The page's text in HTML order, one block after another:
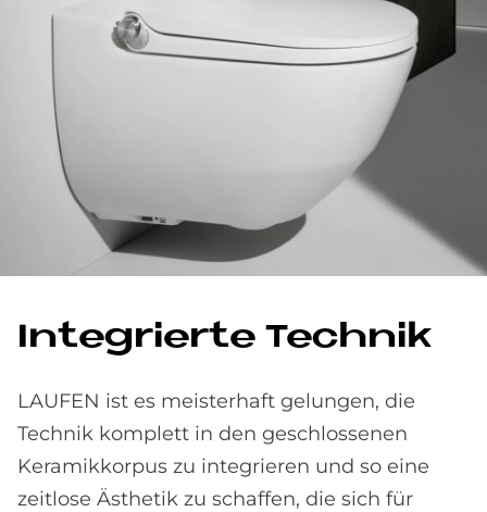
In­te­grier­te Tech­nik
LAUFEN ist es meisterhaft gelungen, die
Technik komplett in den geschlossenen
Keramikkorpus zu integrieren und so eine
zeitlose Ästhetik zu schaffen, die sich für